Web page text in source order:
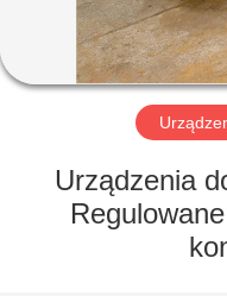
POKAZ
VR
Urządzenia